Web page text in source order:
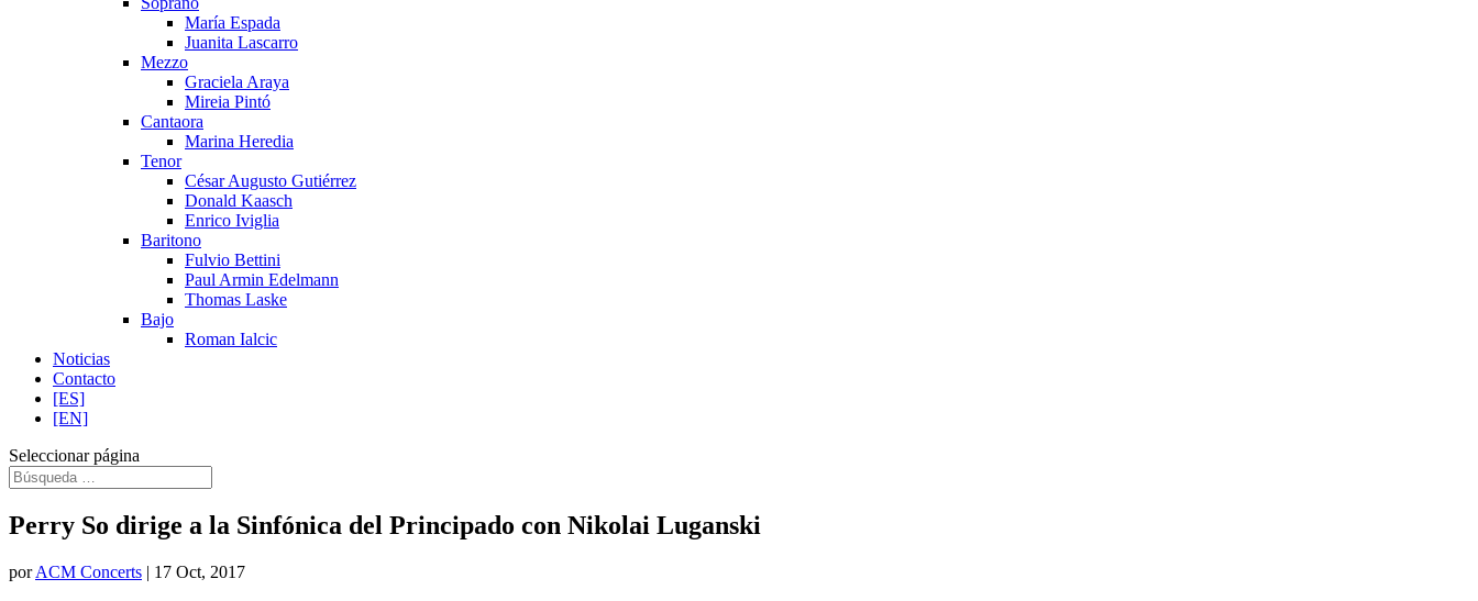
María Espada
Juanita Lascarro
Mezzo
Graciela Araya
Mireia Pintó
Cantaora
Marina Heredia
Tenor
César Augusto Gutiérrez
Donald Kaasch
Enrico Iviglia
Baritono
Fulvio Bettini
Paul Armin Edelmann
Thomas Laske
Bajo
Roman Ialcic
Noticias
Contacto
[ES]
[EN]
Seleccionar página
Perry So dirige a la Sinfónica del Principado con Nikolai Luganski
porACM Concerts | 17 Oct, 2017